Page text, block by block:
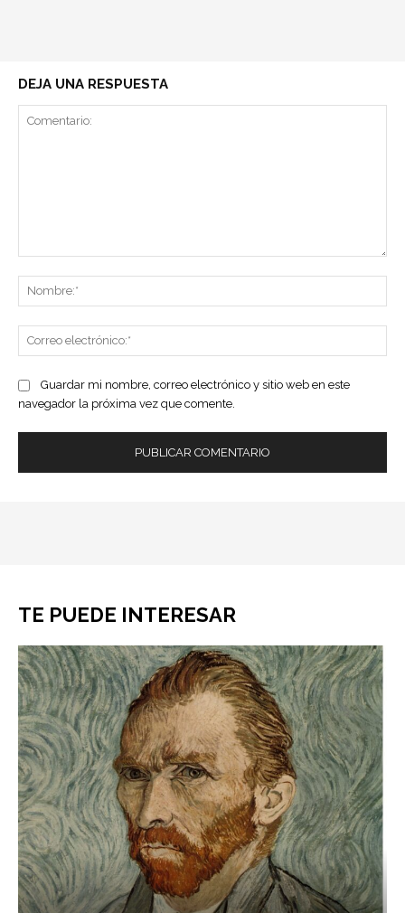
DEJA UNA RESPUESTA
Guardar mi nombre, correo electrónico y sitio web en este
navegador la próxima vez que comente.
TE PUEDE INTERESAR